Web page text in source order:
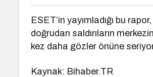
ESET’in yayımladığı bu
doğrudan saldırıların
kez daha gözler önüne
Kaynak: Bihaber.TR